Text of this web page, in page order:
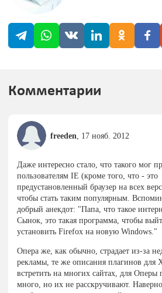
Комментарии
freeden 17 нояб. 2012
Даже интересно стало, что такого мог
пользователям IE (кроме того, что - это
предустановленный браузер на всех
чтобы стать таким популярным.
добрый анекдот: "Папа, что такое
Сынок, это такая программа, чтобы
установить Firefox на новую Windows."
Опера же, как обычно, страдает из-за
рекламы, те же описания плагинов для
встретить на многих сайтах, для Оперы
много, но их не расскручивают.